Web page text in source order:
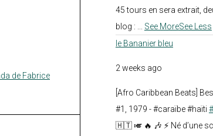
de Fabrice
45 tours en sera extrait,
blog :
See MoreSee Less
le Bananier bleu
2 weeks ago
[Afro Caribbean Beats]
#1, 1979 - #caraïbe #haïti
🇭🇹 🎺 🔥 🎶 ⚡ Né d’une